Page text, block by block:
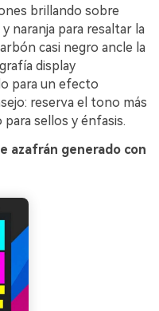
brillando sobre
naranja para resaltar la
casi negro ancle la
display
para un efecto
reserva el tono más
sellos y énfasis.
azafrán generado con